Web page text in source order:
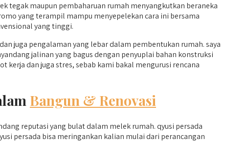
tegak maupun pembaharuan rumah menyangkutkan beraneka
yang terampil mampu menyepelekan cara ini bersama
yang tinggi.
juga pengalaman yang lebar dalam pembentukan rumah. saya
jalinan yang bagus dengan penyuplai bahan konstruksi
dan juga stres, sebab kami bakal mengurusi rencana
Bangun & Renovasi
reputasi yang bulat dalam melek rumah. qyusi persada
persada bisa meringankan kalian mulai dari perancangan